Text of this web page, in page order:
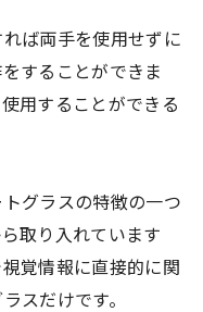
ば両手を使用せずに
することができま
用することができる
グラスの特徴の一つ
取り入れています
覚情報に直接的に関
スだけです。